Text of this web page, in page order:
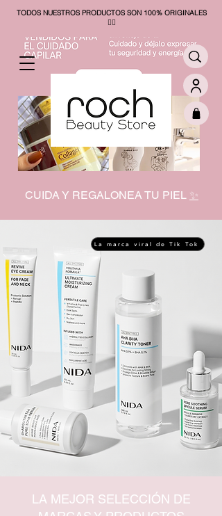
TODOS NUESTROS PRODUCTOS SON 100% ORIGINALES
❤️‍🔥​
CUIDA Y REGALONEA TU PIEL ✨
La marca viral de Tik Tok
LA MEJOR SELECCIÓN DE